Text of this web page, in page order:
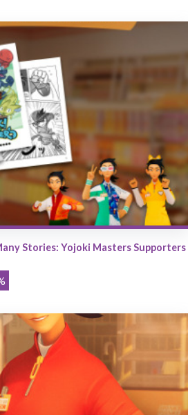
Stories: Yojoki Masters Supporters